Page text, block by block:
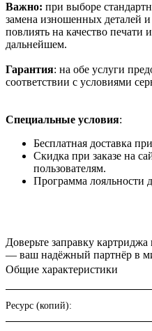
Важно: при выборе
замена изношенных деталей
повлиять на качество
дальнейшем.
Гарантия: на обе услуги
соответствии с условиями
Специальные условия:
Бесплатная доставка
Скидка при заказе на
пользователям.
Программа лояльности
Доверьте заправку
— ваш надёжный партнёр в
Общие характеристики
Ресурс (копий):